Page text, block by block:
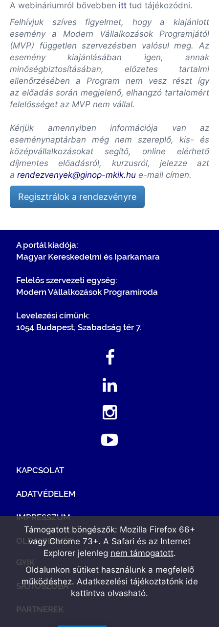
A webináriumról bővebben itt tud tájékozódni.
Felhívjuk szíves figyelmet, hogy a kiajánlott
esemény a Modern Vállalkozások Programjától
(MVP) független szervezésben valósul meg. Az
esemény kiajánlásában igen, annak
minőségbiztosításában, előzetes tartalmi
ellenőrzésében a Program nem vesz részt így
az előadás során megjelenő, elhangzó tartalomért
felelősséget az MVP nem vállal.
Kérjük amennyiben információja van az
eseménynaptárban még nem szereplő, kis- és
középvállalkozásokat segítő, online elérhető
díjmentes előadásról, kurzusról, jelezze azt
a rendezvenyek@ginop-mkik.hu e-mail címen.
Regisztrálok a rendezvényre
A portál kiadója:
Magyar Kereskedelmi és Iparkamara
Felelős szervezeti egység:
Modern Vállalkozások Programiroda
Levelezési címünk:
1054 Budapest, Szabadság tér 7.
KAPCSOLAT
ADATVÉDELEM
IMPRESSZUM
OLDALTÉRKÉP
GYIK
SAJTÓSZOBA
PARTNEREK
Támogatott böngészők: Mozilla Firefox 66+
vagy Chrome 73+. A Safari és az Internet
Explorer jelenleg nem támogatott.
Oldalunkon sütiket használunk a megfelelő
működéshez. Adatkezelési tájékoztatónk ide
kattintva olvasható.